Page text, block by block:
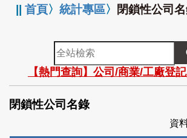
||首頁〉統計專區〉 閉鎖性公司
全
站
檢
索
【熱門查詢】公司/商業/工廠登
閉鎖性公司名錄
資